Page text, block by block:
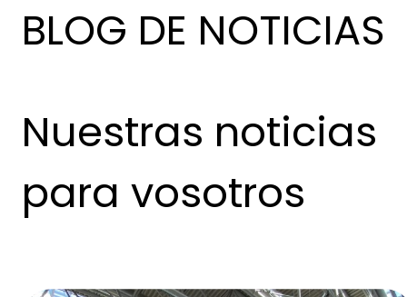
BLOG DE NOTICIAS
Nuestras noticias
para vosotros